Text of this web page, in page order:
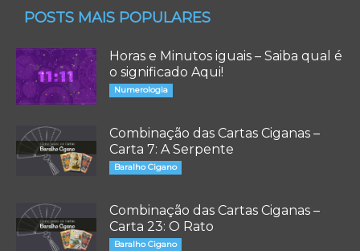
POSTS MAIS POPULARES
Horas e Minutos iguais – Saiba qual é
o significado Aqui!
Numerologia
Combinação das Cartas Ciganas –
Carta 7: A Serpente
Baralho Cigano
Combinação das Cartas Ciganas –
Carta 23: O Rato
Baralho Cigano